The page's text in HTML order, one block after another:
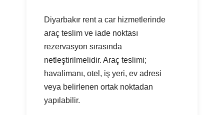
Diyarbakır rent a car hizmetlerinde
araç teslim ve iade noktası
rezervasyon sırasında
netleştirilmelidir. Araç teslimi;
havalimanı, otel, iş yeri, ev adresi
veya belirlenen ortak noktadan
yapılabilir.